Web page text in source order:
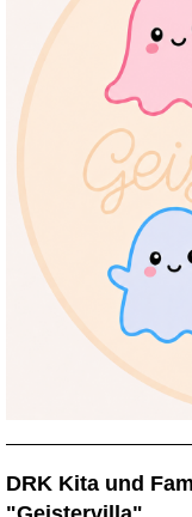
DRK Kita und